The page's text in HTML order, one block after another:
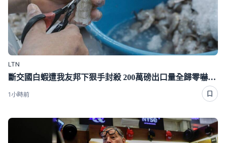
LTN
斷交國白蝦遭我友邦下狠手封殺 200萬磅出口量全歸零嚇崩了
1小時前